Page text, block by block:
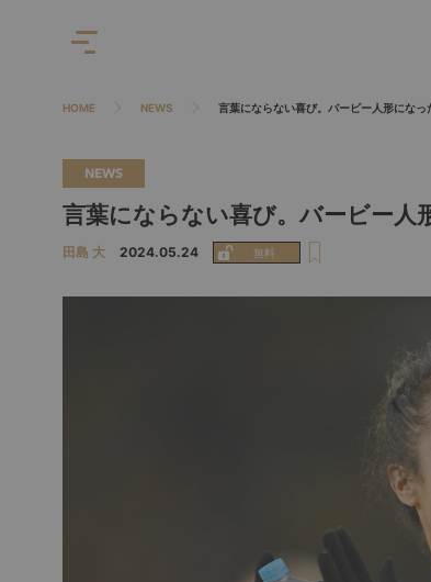
HOME NEWS 言葉にならない喜び。バービー人形にな
NEWS
言葉にならない喜び。バービー
田島 大 2024.05.24